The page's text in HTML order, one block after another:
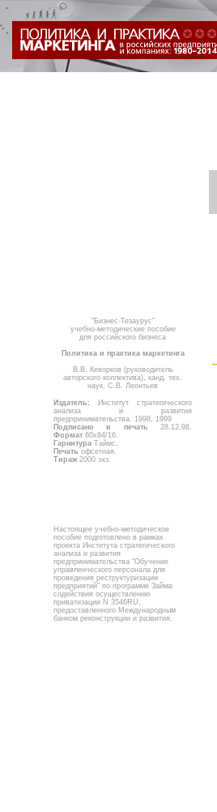
"Бизнес-Тезаурус"
учебно-методические пособие
для российского бизнеса
Политика и практика маркетинга
В.В. Кеворков (руководитель
авторского коллектива), канд. тех.
наук. С.В. Леонтьев
Издатель: Институт стратегического
анализа и развития
предпринимательства. 1998, 1999
Подписано в печать 28.12.98.
Формат 60х84/16.
Гарнитура Таймс,
Печать офсетная.
Тираж 2000 экз.
Настоящее учебно-методическое
пособие подготовлено в рамках
проекта Института стратегического
анализа и развития
предпринимательства "Обучение
управленческого персонала для
проведения реструктуризации
предприятий" по программе Займа
содействия осуществлению
приватизации N 3546RU,
предоставленного Международным
банком реконструкции и развития.